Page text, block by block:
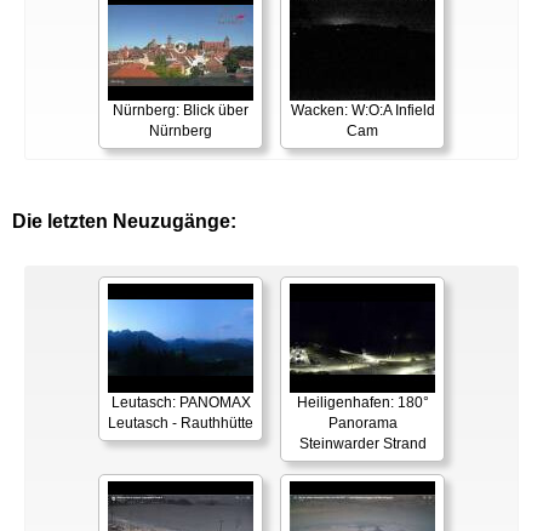
Nürnberg: Blick über
Nürnberg
Wacken: W:O:A Infield
Cam
Die letzten Neuzugänge:
Leutasch: PANOMAX
Leutasch - Rauthhütte
Heiligenhafen: 180°
Panorama
Steinwarder Strand